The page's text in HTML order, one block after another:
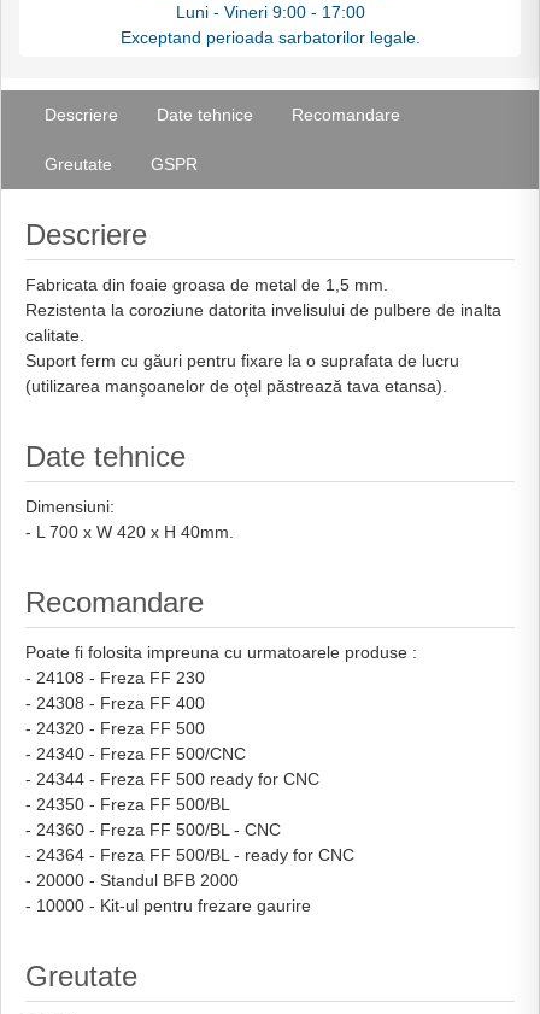
Luni - Vineri 9:00 - 17:00
Exceptand perioada sarbatorilor legale.
Descriere Date tehnice Recomandare
Greutate GSPR
Descriere
Fabricata din foaie groasa de metal de 1,5 mm.
Rezistenta la coroziune datorita invelisului de pulbere de inalta
calitate.
Suport ferm cu găuri pentru fixare la o suprafata de lucru
(utilizarea manşoanelor de oţel păstrează tava etansa).
Date tehnice
Dimensiuni:
- L 700 x W 420 x H 40mm.
Recomandare
Poate fi folosita impreuna cu urmatoarele produse :
- 24108 - Freza FF 230
- 24308 - Freza FF 400
- 24320 - Freza FF 500
- 24340 - Freza FF 500/CNC
- 24344 - Freza FF 500 ready for CNC
- 24350 - Freza FF 500/BL
- 24360 - Freza FF 500/BL - CNC
- 24364 - Freza FF 500/BL - ready for CNC
- 20000 - Standul BFB 2000
- 10000 - Kit-ul pentru frezare gaurire
Greutate